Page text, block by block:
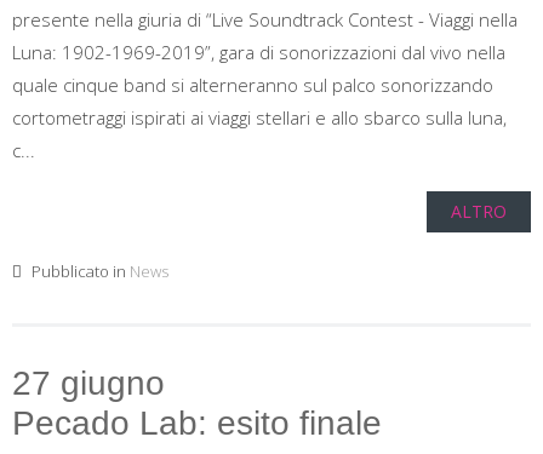
presente nella giuria di “Live Soundtrack Contest - Viaggi nella
Luna: 1902-1969-2019”, gara di sonorizzazioni dal vivo nella
quale cinque band si alterneranno sul palco sonorizzando
cortometraggi ispirati ai viaggi stellari e allo sbarco sulla luna,
c...
ALTRO
Pubblicato in News
27 giugno
Pecado Lab: esito finale